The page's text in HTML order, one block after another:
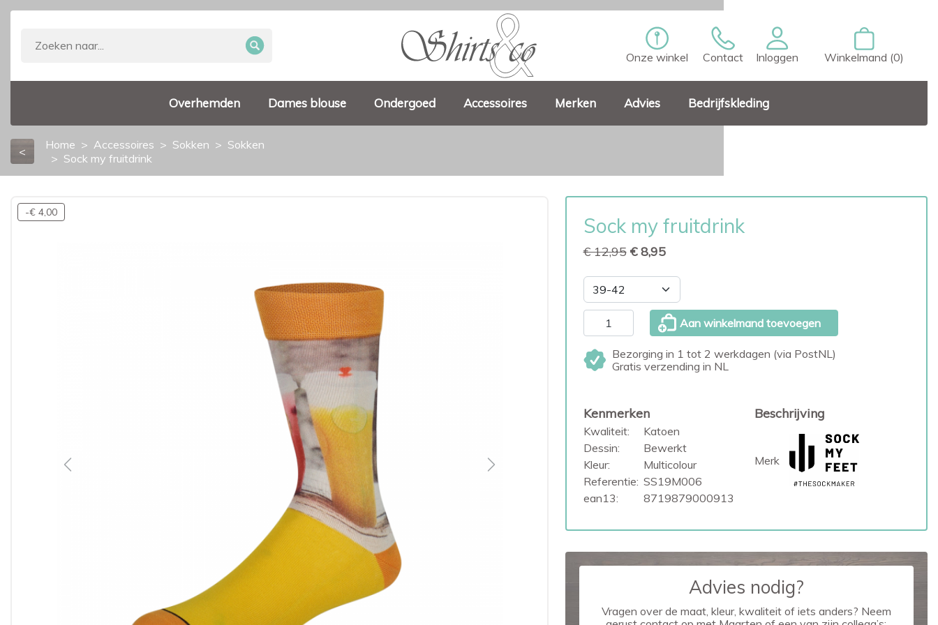
Onze winkel Contact Inloggen Winkelmand (0)
Overhemden Dames blouse Ondergoed Accessoires Merken Advies Bedrijfskleding
< Home Accessoires Sokken
Sokken
Sock my fruitdrink
-€ 4,00
Previous Next
Sock my fruitdrink
€ 12,95 € 8,95
Aan winkelmand toevoegen
Bezorging in 1 tot 2 werkdagen (via PostNL)
Gratis verzending in NL
Kenmerken
Kwaliteit:
Katoen
Dessin:
Bewerkt
Kleur:
Multicolour
Referentie: SS19M006
ean13:
8719879000913
Beschrijving
Merk
Advies nodig?
Vragen over de maat, kleur, kwaliteit of iets anders? Neem